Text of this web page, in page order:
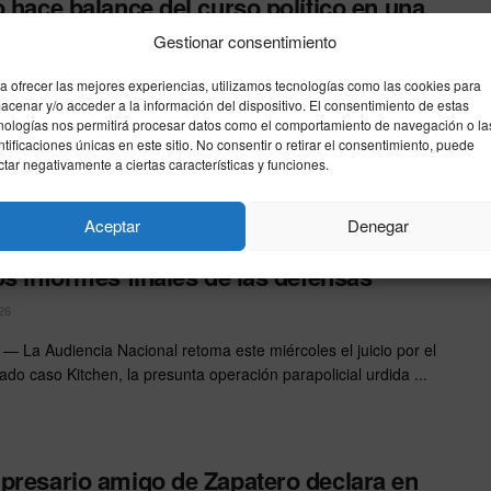
Gestionar consentimiento
ofrecer las mejores experiencias, utilizamos tecnologías como las cookies para
y/o acceder a la información del dispositivo. El consentimiento de estas
nos permitirá procesar datos como el comportamiento de navegación o
únicas en este sitio. No consentir o retirar el consentimiento, puede
negativamente a ciertas características y funciones.
Aceptar Denegar
clave marcada por las causas
— El líder del Partido Popular, Alberto Núñez Feijóo, ofrece
una rueda de prensa para hacer balance ...
del caso Kitchen afronta su recta final
informes finales de las defensas
— La Audiencia Nacional retoma este miércoles el juicio por el
caso Kitchen, la presunta operación parapolicial urdida ...
amigo de Zapatero declara en